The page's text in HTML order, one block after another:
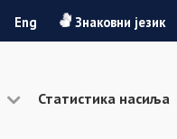
Eng Знаковни језик
Статистика насиља